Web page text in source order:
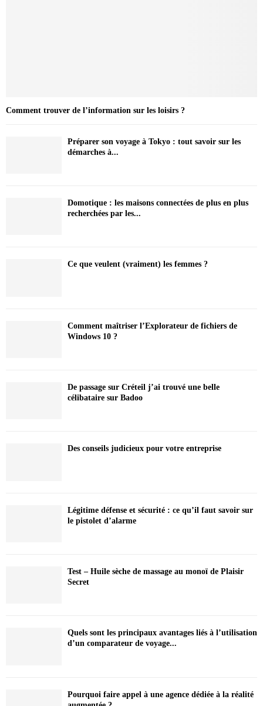
Comment trouver de l’information sur les loisirs ?
Préparer son voyage à Tokyo : tout savoir sur les
démarches à...
Domotique : les maisons connectées de plus en plus
recherchées par les...
Ce que veulent (vraiment) les femmes ?
Comment maîtriser l’Explorateur de fichiers de
Windows 10 ?
De passage sur Créteil j’ai trouvé une belle
célibataire sur Badoo
Des conseils judicieux pour votre entreprise
Légitime défense et sécurité : ce qu’il faut savoir sur
le pistolet d’alarme
Test – Huile sèche de massage au monoï de Plaisir
Secret
Quels sont les principaux avantages liés à l’utilisation
d’un comparateur de voyage...
Pourquoi faire appel à une agence dédiée à la réalité